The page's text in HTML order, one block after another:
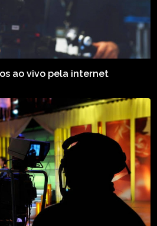
ao vivo pela internet